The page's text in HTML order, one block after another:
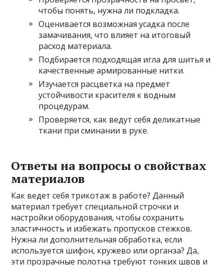
чтобы понять‚ нужна ли подкладка.
Оценивается возможная усадка после
замачивания‚ что влияет на итоговый
расход материала.
Подбирается подходящая игла для шитья и
качественные армированные нитки.
Изучается расцветка на предмет
устойчивости красителя к водным
процедурам.
Проверяется‚ как ведут себя деликатные
ткани при сминании в руке.
Ответы на вопросы о свойствах
материалов
Как ведет себя трикотаж в работе? Данный
материал требует специальной строчки и
настройки оборудования‚ чтобы сохранить
эластичность и избежать пропусков стежков.
Нужна ли дополнительная обработка‚ если
используется шифон‚ кружево или органза? Да‚
эти прозрачные полотна требуют тонких швов и